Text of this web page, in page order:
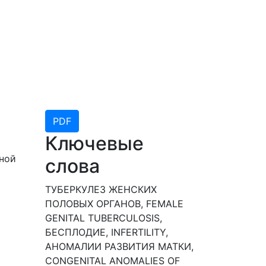
PDF
Ключевые
слова
ТУБЕРКУЛЕЗ ЖЕНСКИХ
ПОЛОВЫХ ОРГАНОВ, FEMALE
GENITAL TUBERCULOSIS,
БЕСПЛОДИЕ, INFERTILITY,
АНОМАЛИИ РАЗВИТИЯ МАТКИ,
CONGENITAL ANOMALIES OF